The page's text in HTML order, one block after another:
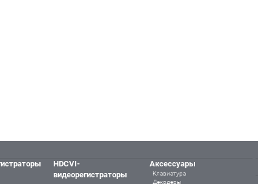
HDCVI-
видеорегистраторы
Аксессуары
Клавиатура
Декодеры